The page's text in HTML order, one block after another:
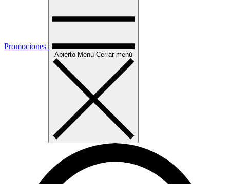
Promociones
Abierto Menú Cerrar menú